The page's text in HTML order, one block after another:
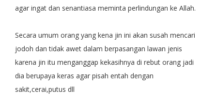
agar ingat dan senantiasa meminta perlindungan ke Allah.
Secara umum orang yang kena jin ini akan susah mencari
jodoh dan tidak awet dalam berpasangan lawan jenis
karena jin itu menganggap kekasihnya di rebut orang jadi
dia berupaya keras agar pisah entah dengan
sakit,cerai,putus dll